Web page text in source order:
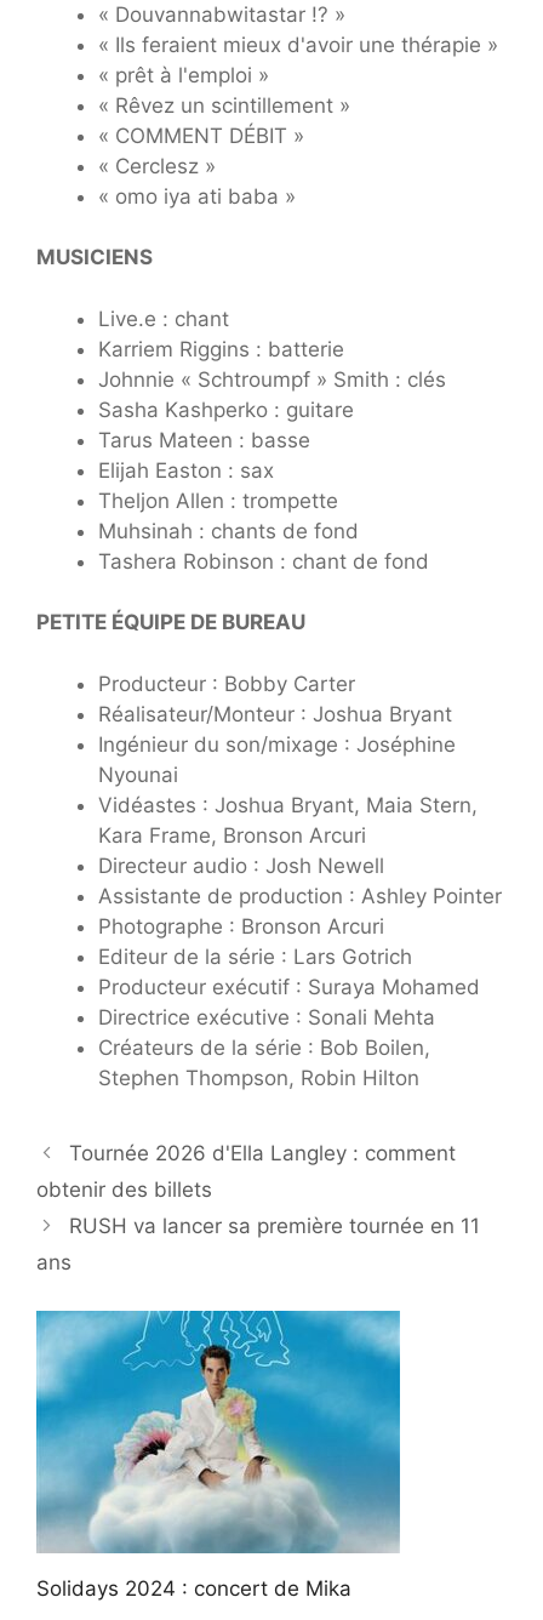
« Douvannabwitastar !? »
« Ils feraient mieux d'avoir une thérapie »
« prêt à l'emploi »
« Rêvez un scintillement »
« COMMENT DÉBIT »
« Cerclesz »
« omo iya ati baba »
MUSICIENS
Live.e : chant
Karriem Riggins : batterie
Johnnie « Schtroumpf » Smith : clés
Sasha Kashperko : guitare
Tarus Mateen : basse
Elijah Easton : sax
Theljon Allen : trompette
Muhsinah : chants de fond
Tashera Robinson : chant de fond
PETITE ÉQUIPE DE BUREAU
Producteur : Bobby Carter
Réalisateur/Monteur : Joshua Bryant
Ingénieur du son/mixage : Joséphine
Nyounai
Vidéastes : Joshua Bryant, Maia Stern,
Kara Frame, Bronson Arcuri
Directeur audio : Josh Newell
Assistante de production : Ashley Pointer
Photographe : Bronson Arcuri
Editeur de la série : Lars Gotrich
Producteur exécutif : Suraya Mohamed
Directrice exécutive : Sonali Mehta
Créateurs de la série : Bob Boilen,
Stephen Thompson, Robin Hilton
Tournée 2026 d'Ella Langley : comment
obtenir des billets
RUSH va lancer sa première tournée en 11
ans
Solidays 2024 : concert de Mika